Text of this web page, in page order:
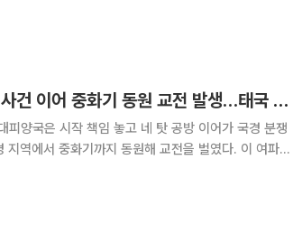
우다르
[상보] 태국·캄보디아, 지뢰 폭발 사건 이어 중화기 동원 교전 발생…태국 민간인 2명 사망
은 시작 책임 놓고 네 탓 공방 이어가 국경 분쟁
역에서 중화기까지 동원해 교전을 벌였다. 이 여파로
는 분쟁